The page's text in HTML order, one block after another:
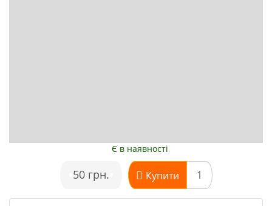
Є в наявності
50 грн. Купити